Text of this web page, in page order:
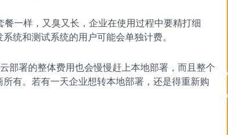
一样，又臭又长，企业在使用过程中要精打细
统和测试系统的用户可能会单独计费。
部署的整体费用也会慢慢赶上本地部署，而且整个
有。若有一天企业想转本地部署，还是得重新购